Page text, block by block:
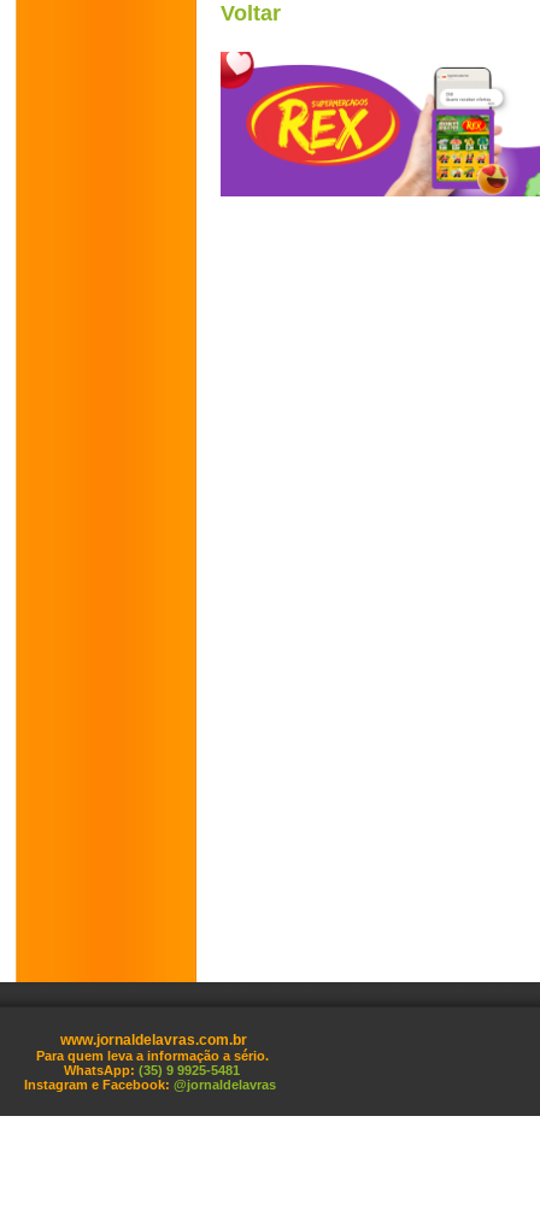
Voltar
www.jornaldelavras.com.br
Para quem leva a informação a sério.
WhatsApp: (35) 9 9925-5481
Instagram e Facebook: @jornaldelavras